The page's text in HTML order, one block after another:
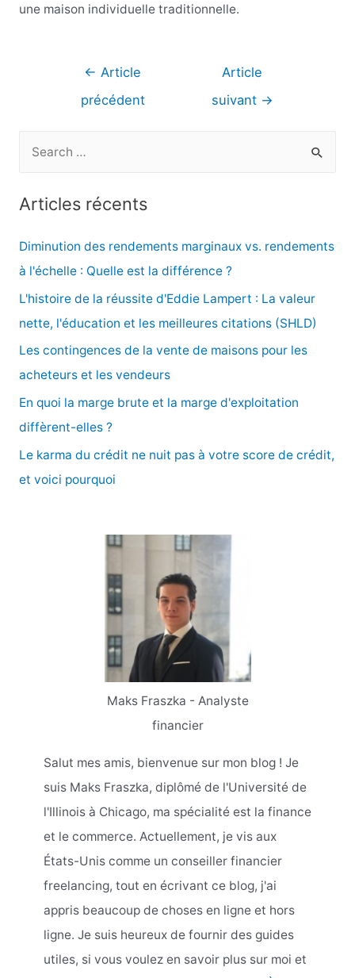
une maison individuelle traditionnelle.
Navigation
l’article
← Article
précédent
Article
suivant →
e
r
Articles récents
Diminution des rendements marginaux vs. rendements
à l'échelle : Quelle est la différence ?
L'histoire de la réussite d'Eddie Lampert : La valeur
nette, l'éducation et les meilleures citations (SHLD)
Les contingences de la vente de maisons pour les
acheteurs et les vendeurs
En quoi la marge brute et la marge d'exploitation
diffèrent-elles ?
Le karma du crédit ne nuit pas à votre score de crédit,
et voici pourquoi
Maks Fraszka - Analyste
financier
Salut mes amis, bienvenue sur mon blog ! Je
suis Maks Fraszka, diplômé de l'Université de
l'Illinois à Chicago, ma spécialité est la finance
et le commerce. Actuellement, je vis aux
États-Unis comme un conseiller financier
freelancing, tout en écrivant ce blog, j'ai
appris beaucoup de choses en ligne et hors
ligne. Je suis heureux de fournir des guides
utiles, si vous voulez en savoir plus sur moi et